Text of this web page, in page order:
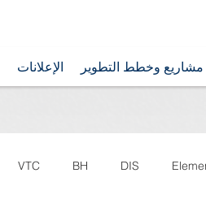
مشاريع وخطط التطوير الإعلانات
DIS
BH
VTC